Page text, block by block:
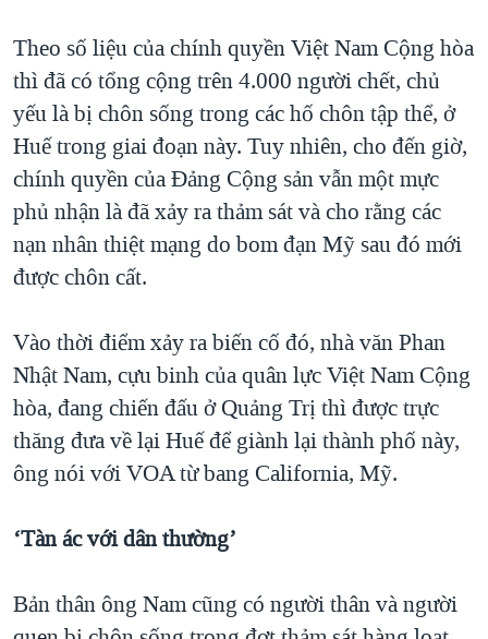
Theo số liệu của chính quyền Việt Nam Cộng hòa
thì đã có tổng cộng trên 4.000 người chết, chủ
yếu là bị chôn sống trong các hố chôn tập thể, ở
Huế trong giai đoạn này. Tuy nhiên, cho đến giờ,
chính quyền của Đảng Cộng sản vẫn một mực
phủ nhận là đã xảy ra thảm sát và cho rằng các
nạn nhân thiệt mạng do bom đạn Mỹ sau đó mới
được chôn cất.
Vào thời điểm xảy ra biến cố đó, nhà văn Phan
Nhật Nam, cựu binh của quân lực Việt Nam Cộng
hòa, đang chiến đấu ở Quảng Trị thì được trực
thăng đưa về lại Huế để giành lại thành phố này,
ông nói với VOA từ bang California, Mỹ.
‘Tàn ác với dân thường’
Bản thân ông Nam cũng có người thân và người